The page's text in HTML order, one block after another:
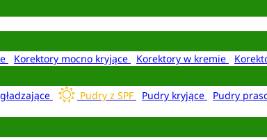
Korektory mocno kryjące Korektory w kremie
Pudry z SPF Pudry kryjące Pudry